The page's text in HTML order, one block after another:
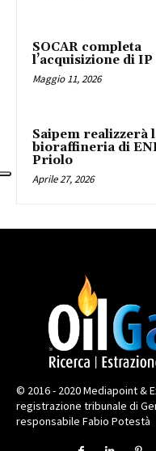
SOCAR completa
l’acquisizione di IP
Maggio 11, 2026
Saipem realizzerà
bioraffineria di
Priolo
Aprile 27, 2026
© 2016 - 2020 Mediapoint &
registrazione tribunale di
responsabile Fabio Potestà